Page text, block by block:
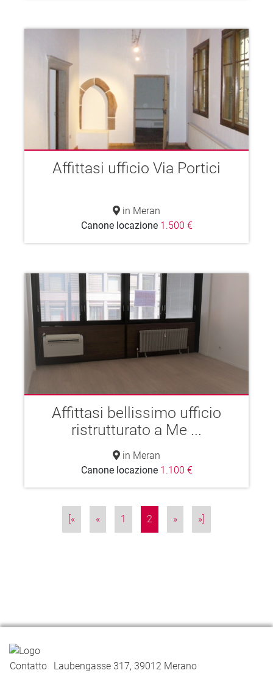
Affittasi ufficio Via Portici
in Meran
Canone locazione 1.500 €
Affittasi bellissimo ufficio
ristrutturato a Me ...
in Meran
Canone locazione 1.100 €
[« « 1 2 » »]
Contatto Laubengasse 317, 39012 Merano